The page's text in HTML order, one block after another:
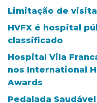
Limitação de
HVFX é hospital
classificado
Hospital Vila
nos International
Awards
Pedalada